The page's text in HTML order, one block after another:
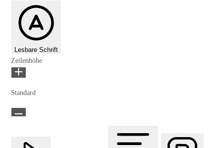
Lesbare Schrift
Zeilenhöhe
Standard